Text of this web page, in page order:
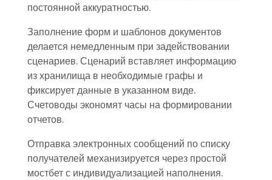
постоянной аккуратностью.
Заполнение форм и шаблонов документов
делается немедленным при задействовании
сценариев. Сценарий вставляет информацию
из хранилища в необходимые графы и
фиксирует данные в указанном виде.
Счетоводы экономят часы на формировании
отчетов.
Отправка электронных сообщений по списку
получателей механизируется через простой
мостбет с индивидуализацией наполнения.